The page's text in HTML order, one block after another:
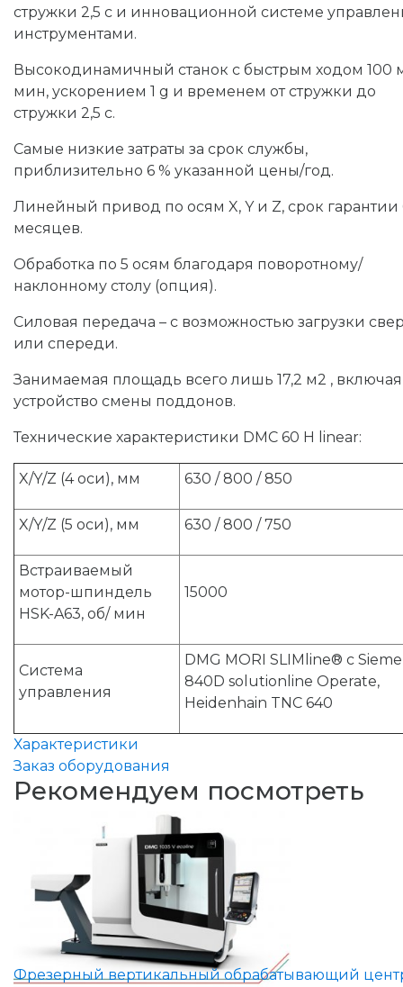
стружки 2,5 с и инновационной системе
инструментами.
Высокодинамичный станок с быстрым ходом 100
мин, ускорением 1 g и временем от стружки до
стружки 2,5 с.
Самые низкие затраты за срок службы,
приблизительно 6 % указанной цены/год.
Линейный привод по осям X, Y и Z, срок гарантии
месяцев.
Обработка по 5 осям благодаря поворотному/
наклонному столу (опция).
Силовая передача – с возможностью загрузки
или спереди.
Занимаемая площадь всего лишь 17,2 м2 , включая
устройство смены поддонов.
Технические характеристики DMC 60 H linear:
X/Y/Z (4 оси), мм 630 / 800 / 850
X/Y/Z (5 оси), мм 630 / 800 / 750
Встраиваемый
мотор-шпиндель
HSK-A63, об/ мин
15000
Система
управления
DMG MORI SLIMline® с
840D solutionline Operate,
Heidenhain TNC 640
Характеристики
Заказ оборудования
Рекомендуем посмотреть
Фрезерный вертикальный обрабатывающий